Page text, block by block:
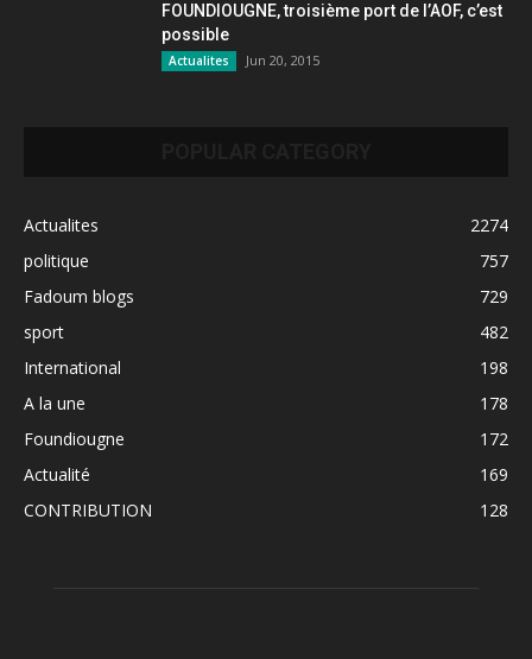
FOUNDIOUGNE, troisième port de l’AOF, c’est
possible
Actualites Jun 20, 2015
Actualites
2274
politique
757
Fadoum blogs
729
sport
482
International
198
A la une
178
Foundiougne
172
Actualité
169
CONTRIBUTION
128